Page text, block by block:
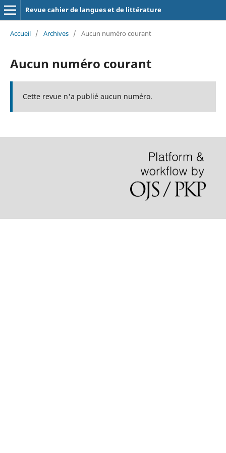
Revue cahier de langues et de littérature
Accueil / Archives / Aucun numéro courant
Aucun numéro courant
Cette revue n'a publié aucun numéro.